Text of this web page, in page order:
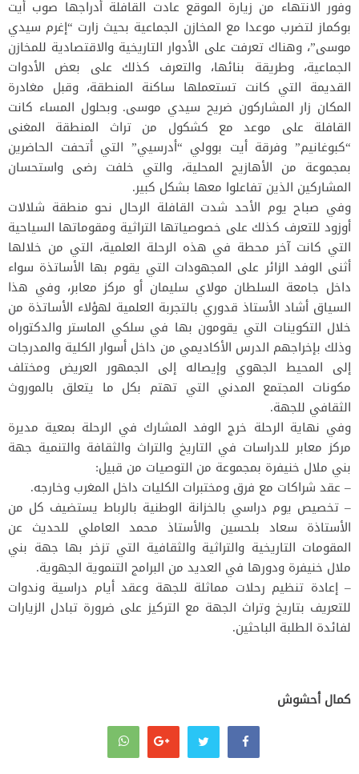
وفور الانتهاء من زيارة الموقع عادت القافلة أدراجها صوب أيت
بوكماز لتضرب موعدا مع المخازن الجماعية بحيث زارت “إغرم سيدي
موسى”، وهناك تعرفت على الأدوار التاريخية والاقتصادية للمخازن
الجماعية، وطريقة بنائها، والتعرف كذلك على بعض الأدوات
القديمة التي كانت تستعملها ساكنة المنطقة، وقبل مغادرة
المكان زار المشاركون ضريح سيدي موسى. وبحلول المساء كانت
القافلة على موعد مع كشكول من تراث المنطقة المغنى
“كبوغانيم” وفرقة أيت بوولي “أدرسيي” التي أتحفت الحاضرين
بمجموعة من الأهازيج المحلية، والتي خلفت رضى واستحسان
المشاركين الذين تفاعلوا معها بشكل كبير.
وفي صباح يوم الأحد شدت القافلة الرحال نحو منطقة شلالات
أوزود للتعرف كذلك على خصوصياتها التراثية ومقوماتها السياحية
التي كانت آخر محطة في هذه الرحلة العلمية، التي من خلالها
أثنى الوفد الزائر على المجهودات التي يقوم بها الأساتذة سواء
داخل جامعة السلطان مولاي سليمان أو مركز معابر، وفي هذا
السياق أشاد الأستاذ قدوري بالتجربة العلمية لهؤلاء الأساتذة من
خلال التكوينات التي يقومون بها في سلكي الماستر والدكتوراه
وذلك بإخراجهم الدرس الأكاديمي من داخل أسوار الكلية والمدرجات
إلى المحيط الجهوي وإيصاله إلى الجمهور العريض ومختلف
مكونات المجتمع المدني التي تهتم بكل ما يتعلق بالموروث
الثقافي للجهة.
وفي نهاية الرحلة خرج الوفد المشارك في الرحلة بمعية مديرة
مركز معابر للدراسات في التاريخ والتراث والثقافة والتنمية جهة
بني ملال خنيفرة بمجموعة من التوصيات من قبيل:
– عقد شراكات مع فرق ومختبرات الكليات داخل المغرب وخارجه.
– تخصيص يوم دراسي بالخزانة الوطنية بالرباط يستضيف كل من
الأستاذة سعاد بلحسين والأستاذ محمد العاملي للحديث عن
المقومات التاريخية والتراثية والثقافية التي تزخر بها جهة بني
ملال خنيفرة ودورها في العديد من البرامج التنموية الجهوية.
– إعادة تنظيم رحلات مماثلة للجهة وعقد أيام دراسية وندوات
للتعريف بتاريخ وتراث الجهة مع التركيز على ضرورة تبادل الزيارات
لفائدة الطلبة الباحثين.
كمال أحشوش